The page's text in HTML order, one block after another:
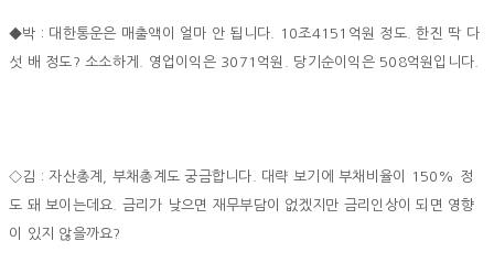
◆박 : 대한통운은 매출액이 얼마 안 됩니다. 10조4151억원 정도. 한진 딱 다
섯 배 정도? 소소하게. 영업이익은 3071억원. 당기순이익은 508억원입니다.
◇김 : 자산총계, 부채총계도 궁금합니다. 대략 보기에 부채비율이 150% 정
도 돼 보이는데요. 금리가 낮으면 재무부담이 없겠지만 금리인상이 되면 영향
이 있지 않을까요?